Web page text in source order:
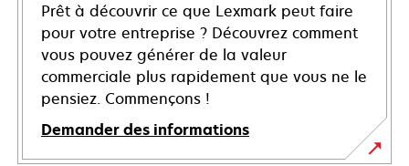
Prêt à découvrir ce que Lexmark peut faire
pour votre entreprise ? Découvrez comment
vous pouvez générer de la valeur
commerciale plus rapidement que vous ne le
pensiez. Commençons !
Demander des informations